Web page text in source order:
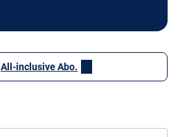
All-inclusive Abo.